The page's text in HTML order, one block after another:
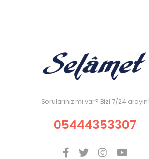
Sorularınız mı var? Bizi 7/24 arayın!
05444353307